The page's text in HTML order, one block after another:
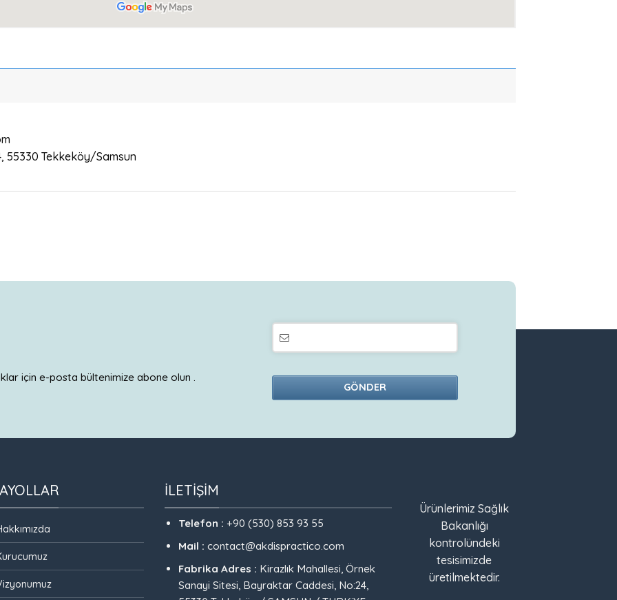
55330 Tekkeköy/Samsun
için e-posta bültenimize abone olun .
GÖNDER
ILETIŞIM
Telefon : +90 (530) 853 93 55
Mail : contact@akdispractico.com
Fabrika Adres : Kirazlık Mahallesi, Örnek
Sanayi Sitesi, Bayraktar Caddesi, No:24,
Ürünlerimiz Sağlık
Bakanlığı
kontrolündeki
tesisimizde
üretilmektedir.